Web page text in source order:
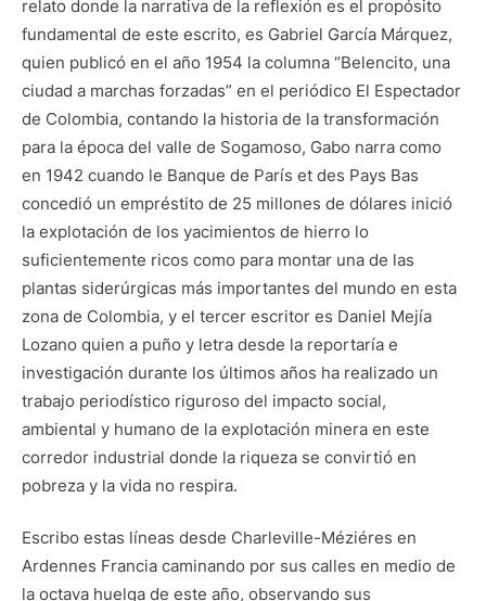
relato donde la narrativa de la reflexión es el propósito
fundamental de este escrito, es Gabriel García Márquez,
quien publicó en el año 1954 la columna “Belencito, una
ciudad a marchas forzadas” en el periódico El Espectador
de Colombia, contando la historia de la transformación
para la época del valle de Sogamoso, Gabo narra como
en 1942 cuando le Banque de París et des Pays Bas
concedió un empréstito de 25 millones de dólares inició
la explotación de los yacimientos de hierro lo
suficientemente ricos como para montar una de las
plantas siderúrgicas más importantes del mundo en esta
zona de Colombia, y el tercer escritor es Daniel Mejía
Lozano quien a puño y letra desde la reportaría e
investigación durante los últimos años ha realizado un
trabajo periodístico riguroso del impacto social,
ambiental y humano de la explotación minera en este
corredor industrial donde la riqueza se convirtió en
pobreza y la vida no respira.
Escribo estas líneas desde Charleville-Méziéres en
Ardennes Francia caminando por sus calles en medio de
la octava huelga de este año, observando sus